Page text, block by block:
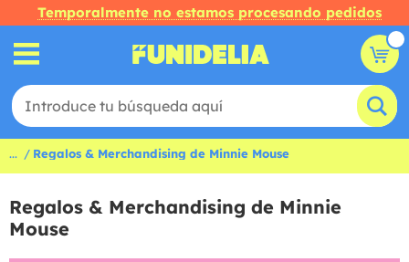
Temporalmente no estamos procesando pedidos
... Regalos & Merchandising de Minnie Mouse
Regalos & Merchandising de Minnie
Mouse